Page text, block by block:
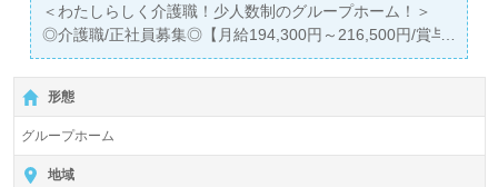
＜わたしらしく介護職！少人数制のグループホーム！＞
◎介護職/正社員募集◎【月給194,300円～216,500円/賞与
2回】
＊資格がこれからの方もご応募可能です！
＊『栄町駅』徒歩5分。お車通勤可能です。
入居定員17名（8名、9名/2ユニット/全室個室）『札幌蒼生
会グループホーム栄町』
形態
グループホーム
地域